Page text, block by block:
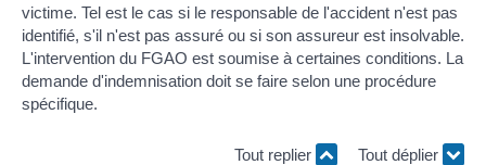
victime. Tel est le cas si le responsable de l'accident n'est pas
identifié, s'il n'est pas assuré ou si son assureur est insolvable.
L'intervention du FGAO est soumise à certaines conditions. La
demande d'indemnisation doit se faire selon une procédure
spécifique.
Tout replier Tout déplier